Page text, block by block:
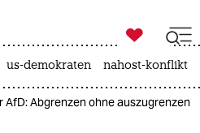
ich
ich

taz zahl ich
us-demokraten nahost-konflikt
AfD: Abgrenzen ohne auszugrenzen